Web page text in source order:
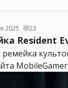
2025 23
Resident